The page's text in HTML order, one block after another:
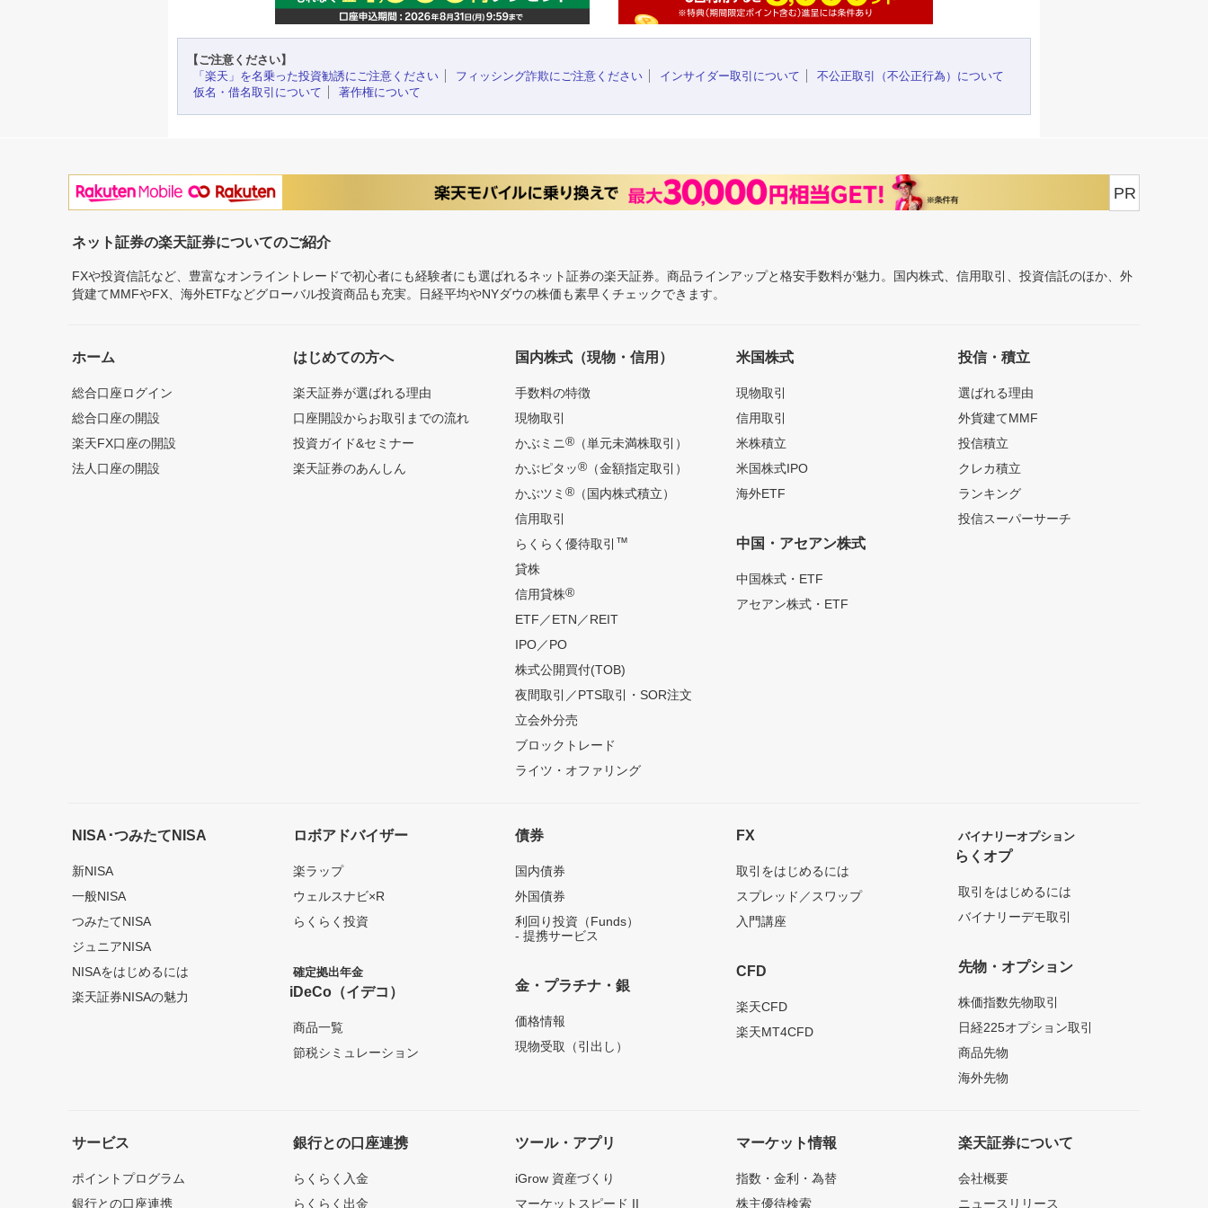
【ご注意ください】
「楽天」を名乗った投資勧誘にご注意ください
フィッシング詐欺にご注意ください インサイダー取引について
不公正取引（不公正行為）について
仮名・借名取引について
著作権について
PR
ネット証券の楽天証券についてのご紹介
FXや投資信託など、豊富なオンライントレードで初心者にも経験者にも選ばれるネット証券の楽天証券。商品ラインアップと格安手数料が魅力。国内株式、信用取引、投資信託のほか、外
貨建てMMFやFX、海外ETFなどグローバル投資商品も充実。日経平均やNYダウの株価も素早くチェックできます。
ホーム
総合口座ログイン
総合口座の開設
楽天FX口座の開設
法人口座の開設
はじめての方へ
楽天証券が選ばれる理由
口座開設からお取引までの流れ
投資ガイド&セミナー
楽天証券のあんしん
国内株式（現物・信用）
手数料の特徴
現物取引
かぶミニ®（単元未満株取引）
かぶピタッ®（金額指定取引）
かぶツミ ®（国内株式積立）
信用取引
らくらく優待取引 ™
貸株
信用貸株®
ETF／ETN／REIT
IPO／PO
株式公開買付(TOB)
夜間取引／PTS取引・SOR注文
立会外分売
ブロックトレード
ライツ・オファリング
米国株式
現物取引
信用取引
米株積立
米国株式IPO
海外ETF
中国・アセアン株式
中国株式・ETF
アセアン株式・ETF
投信・積立
選ばれる理由
外貨建てMMF
投信積立
クレカ積立
ランキング
投信スーパーサーチ
NISA･つみたてNISA
新NISA
一般NISA
つみたてNISA
ジュニアNISA
NISAをはじめるには
楽天証券NISAの魅力
ロボアドバイザー
楽ラップ
ウェルスナビ×R
らくらく投資
確定拠出年金
iDeCo（イデコ）
商品一覧
節税シミュレーション
債券
国内債券
外国債券
利回り投資（Funds）
- 提携サービス
金・プラチナ・銀
価格情報
現物受取（引出し）
FX
取引をはじめるには
スプレッド／スワップ
入門講座
CFD
楽天CFD
楽天MT4CFD
バイナリーオプション
らくオプ
取引をはじめるには
バイナリーデモ取引
先物・オプション
株価指数先物取引
日経225オプション取引
商品先物
海外先物
サービス
ポイントプログラム
銀行との口座連携
銀行との口座連携
らくらく入金
らくらく出金
ツール・アプリ
iGrow 資産づくり
マーケットスピード II
マーケット情報
指数・金利・為替
株主優待検索
楽天証券について
会社概要
ニュースリリース